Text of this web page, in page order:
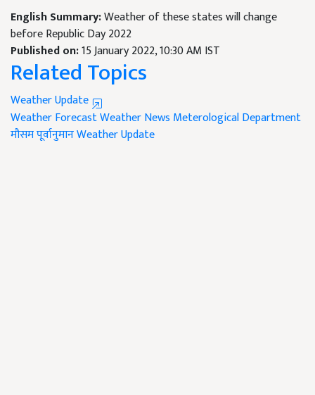
English Summary:Weather of these states will change
before Republic Day 2022
Published on:15 January 2022, 10:30 AM IST
Related Topics
Weather Update
Weather ForecastWeather News Meterological Department
मौसम पूर्वानुमानWeather Update